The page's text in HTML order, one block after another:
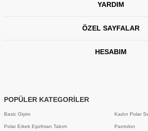
YARDIM
ÖZEL SAYFALAR
HESABIM
POPÜLER KATEGORİLER
Basic Giyim
Polar Erkek Eşofman Takım
Kadın Polar
Pantolon